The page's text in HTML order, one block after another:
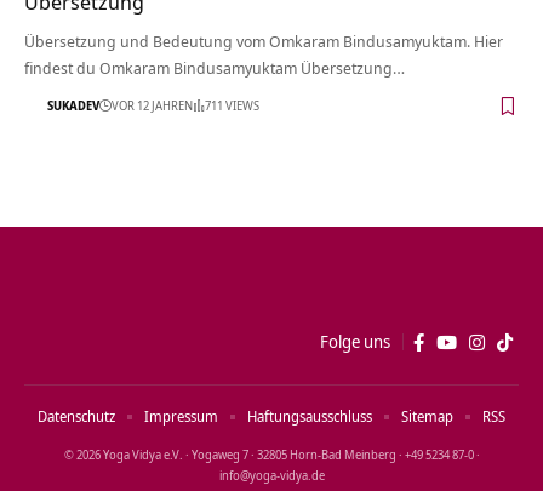
Übersetzung und Bedeutung vom Omkaram Bindusamyuktam. Hier
findest du Omkaram Bindusamyuktam Übersetzung…
SUKADEV VOR 12 JAHREN 711 VIEWS
Folge uns
© 2026 Yoga Vidya e.V. · Yogaweg 7 · 32805 Horn‑Bad Meinberg · +49 5234 87‑0 ·
info@yoga‑vidya.de
Datenschutz Impressum Haftungsausschluss Sitemap RSS